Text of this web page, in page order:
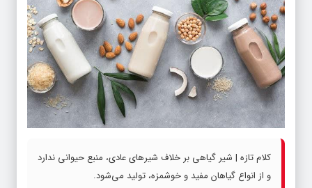
کلام تازه | شیر گیاهی بر خلاف شیرهای عادی، منبع حیوانی ندارد
و از انواع گیاهان مفید و خوشمزه، تولید می‌شود.